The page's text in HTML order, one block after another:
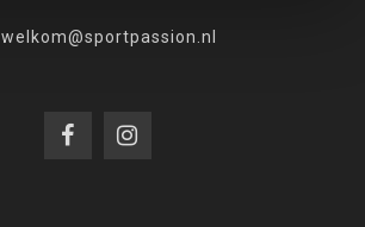
welkom@sportpassion.nl